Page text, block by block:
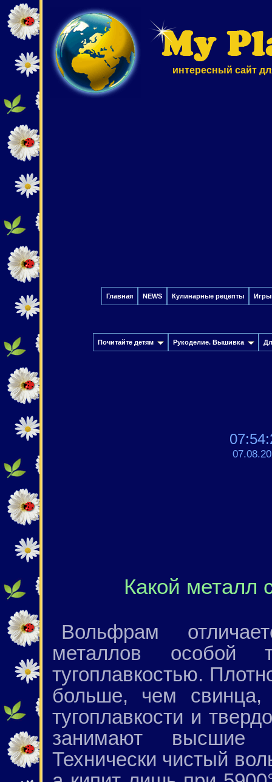
интересный сайт
Главная NEWS Кулинарные рецепты Игры
Почитайте детям Рукоделие. Вышивка
Какой металл
Вольфрам
металлов особой
тугоплавкостью.
больше, чем
тугоплавкости и
занимают высшие
Технически чистый